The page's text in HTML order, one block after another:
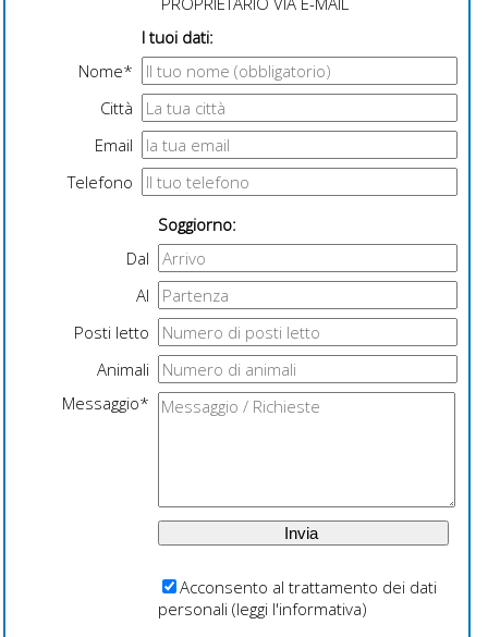
I tuoi dati:
Nome*
Città
Email
Telefono
Soggiorno:
Dal
Al
Posti letto
Animali
Messaggio*
Acconsento al trattamento dei dati
personali (leggi l'informativa)